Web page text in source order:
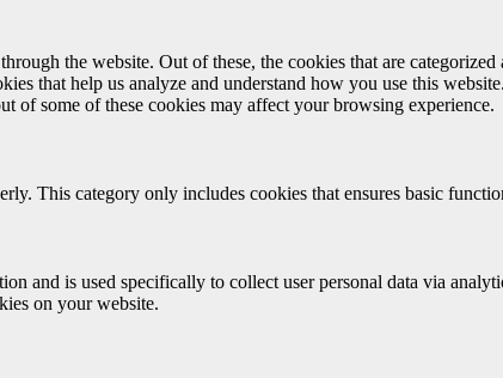
the website. Out of these, the cookies that are categorized
that help us analyze and understand how you use this
of some of these cookies may affect your browsing experience.
This category only includes cookies that ensures basic
and is used specifically to collect user personal data via
on your website.